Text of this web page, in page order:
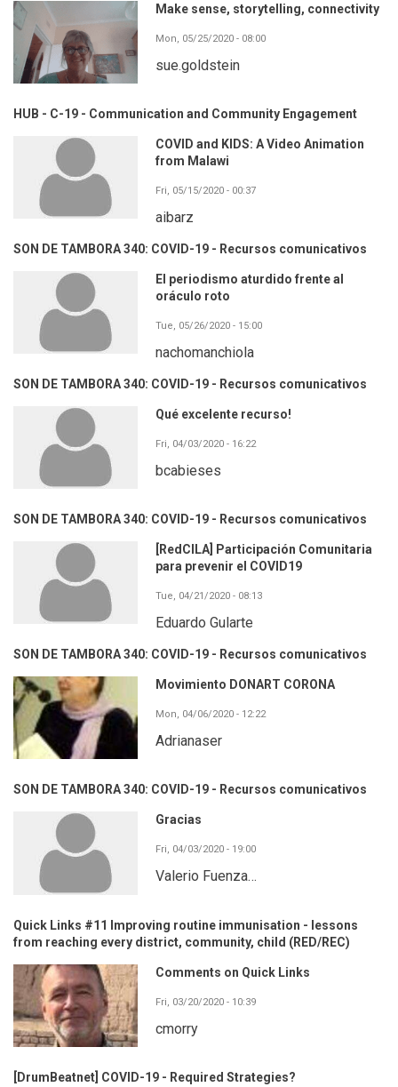
Make sense, storytelling, connectivity
Mon, 05/25/2020 - 08:00
sue.goldstein
HUB - C-19 - Communication and Community Engagement
COVID and KIDS: A Video Animation
from Malawi
Fri, 05/15/2020 - 00:37
aibarz
SON DE TAMBORA 340: COVID-19 - Recursos comunicativos
El periodismo aturdido frente al
oráculo roto
Tue, 05/26/2020 - 15:00
nachomanchiola
SON DE TAMBORA 340: COVID-19 - Recursos comunicativos
Qué excelente recurso!
Fri, 04/03/2020 - 16:22
bcabieses
SON DE TAMBORA 340: COVID-19 - Recursos comunicativos
[RedCILA] Participación Comunitaria
para prevenir el COVID19
Tue, 04/21/2020 - 08:13
Eduardo Gularte
SON DE TAMBORA 340: COVID-19 - Recursos comunicativos
Movimiento DONART CORONA
Mon, 04/06/2020 - 12:22
Adrianaser
SON DE TAMBORA 340: COVID-19 - Recursos comunicativos
Gracias
Fri, 04/03/2020 - 19:00
Valerio Fuenza…
Quick Links #11 Improving routine immunisation - lessons
from reaching every district, community, child (RED/REC)
Comments on Quick Links
Fri, 03/20/2020 - 10:39
cmorry
[DrumBeatnet] COVID-19 - Required Strategies?